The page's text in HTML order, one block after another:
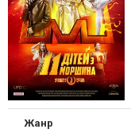
Жанр